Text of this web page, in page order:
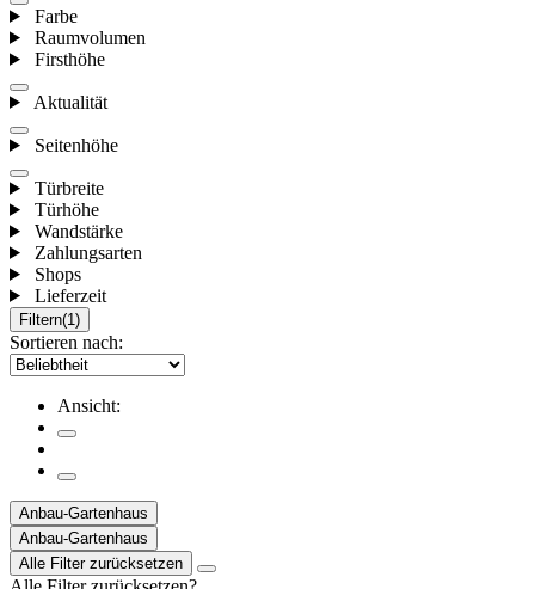
Farbe
Raumvolumen
Firsthöhe
Aktualität
Seitenhöhe
Türbreite
Türhöhe
Wandstärke
Zahlungsarten
Shops
Lieferzeit
Filtern(1)
Sortieren nach:
Ansicht:
Anbau-Gartenhaus
Anbau-Gartenhaus
Alle Filter zurücksetzen